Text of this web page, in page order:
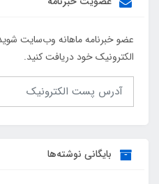
عضو خبرنامه ماهانه وب‌سایت
الکترونیک خود دریافت کنید.
بایگانی نوشته‌ها